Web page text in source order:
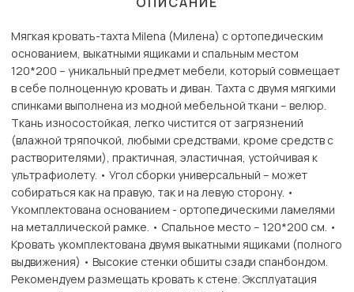
Мягкая кровать-тахта Milena (Милена) с ортопедическим
основанием, выкатными ящиками и спальным местом
120*200 – уникальный предмет мебели, который совмещает
в себе полноценную кровать и диван. Тахта с двумя мягкими
спинками выполнена из модной мебельной ткани – велюр.
Ткань износостойкая, легко чистится от загрязнений
(влажной тряпочкой, любыми средствами, кроме средств с
растворителями), практичная, эластичная, устойчивая к
ультрафиолету. • Угол сборки универсальный – может
собираться как на правую, так и на левую сторону. •
Укомплектована основанием - ортопедическими ламелями
на металлической рамке. • Спальное место – 120*200 см. •
Кровать укомплектована двумя выкатными ящиками (полного
выдвижения) • Высокие стенки обшиты сзади спанбондом.
Рекомендуем размещать кровать к стене. Эксплуатация